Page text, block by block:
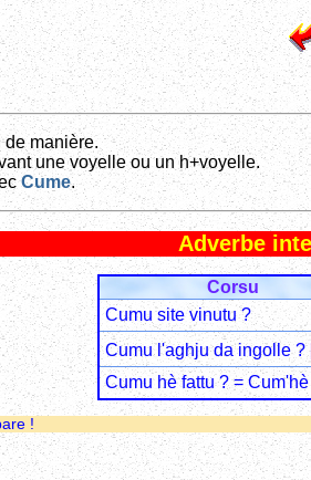
manière.
une voyelle ou un h+voyelle.
Cume.
Adverbe
Corsu
Cumu site vinutu ?
Cumu l'aghju da ingolle ?
Cumu hè fattu ? =
!